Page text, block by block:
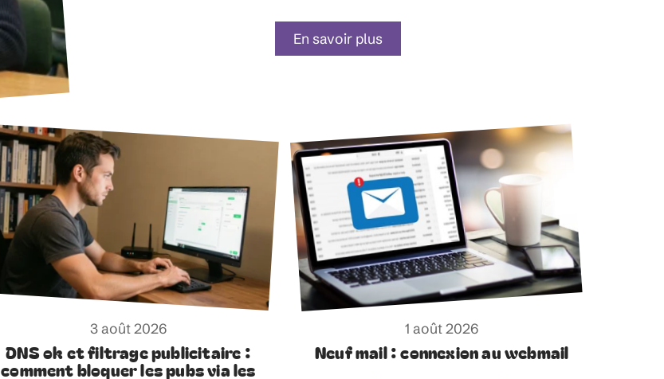
En savoir plus
3 août 2026
DNS ok et filtrage publicitaire :
comment bloquer les pubs via les
1 août 2026
Neuf mail : connexion au webmail